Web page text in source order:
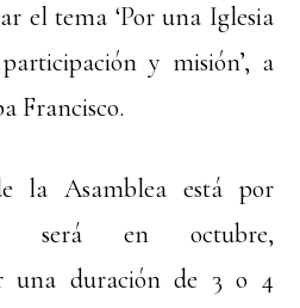
el tema ‘Por una Iglesia
y misión’, a
Francisco.
la Asamblea está por
será en octubre,
una duración de 3 o 4